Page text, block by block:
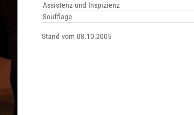
Assistenz und Inspizienz
Soufflage
Stand vom 08.10.2005